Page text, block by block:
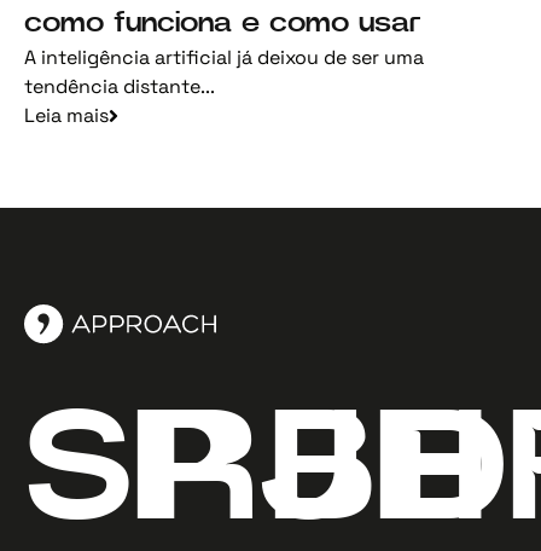
como funciona e como usar
A inteligência artificial já deixou de ser uma
tendência distante...
Leia mais
SPRJBH